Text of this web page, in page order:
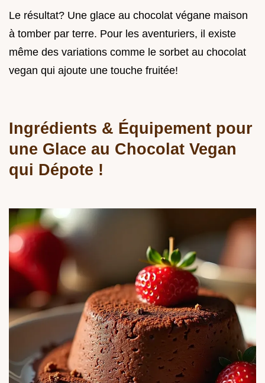
Le résultat? Une glace au chocolat végane maison
à tomber par terre. Pour les aventuriers, il existe
même des variations comme le sorbet au chocolat
vegan qui ajoute une touche fruitée!
Ingrédients & Équipement pour
une Glace au Chocolat Vegan
qui Dépote !